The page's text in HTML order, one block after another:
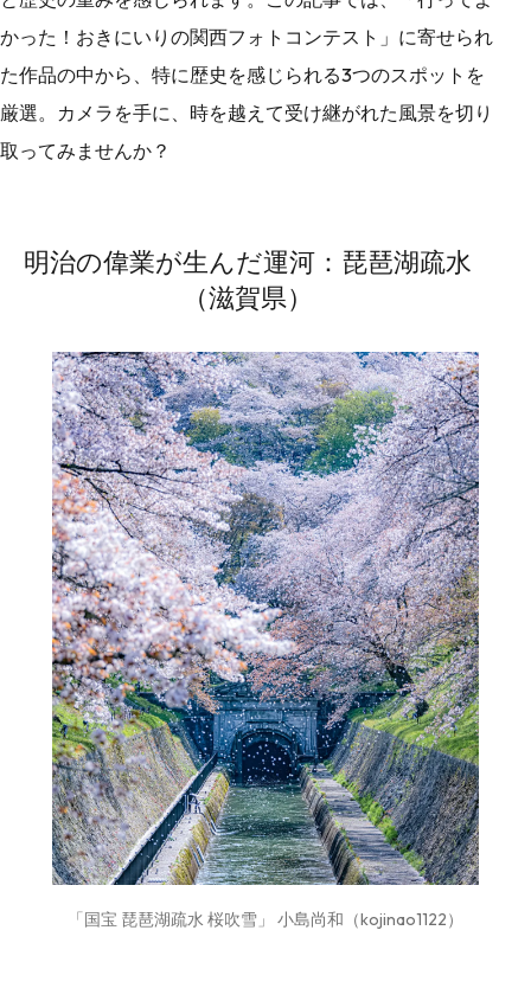
かった！おきにいりの関西フォトコンテスト」に寄せられ
た作品の中から、特に歴史を感じられる3つのスポットを
厳選。カメラを手に、時を越えて受け継がれた風景を切り
取ってみませんか？
明治の偉業が生んだ運河：琵琶湖疏水
（滋賀県）
「国宝 琵琶湖疏水 桜吹雪」 小島尚和（kojinao1122）